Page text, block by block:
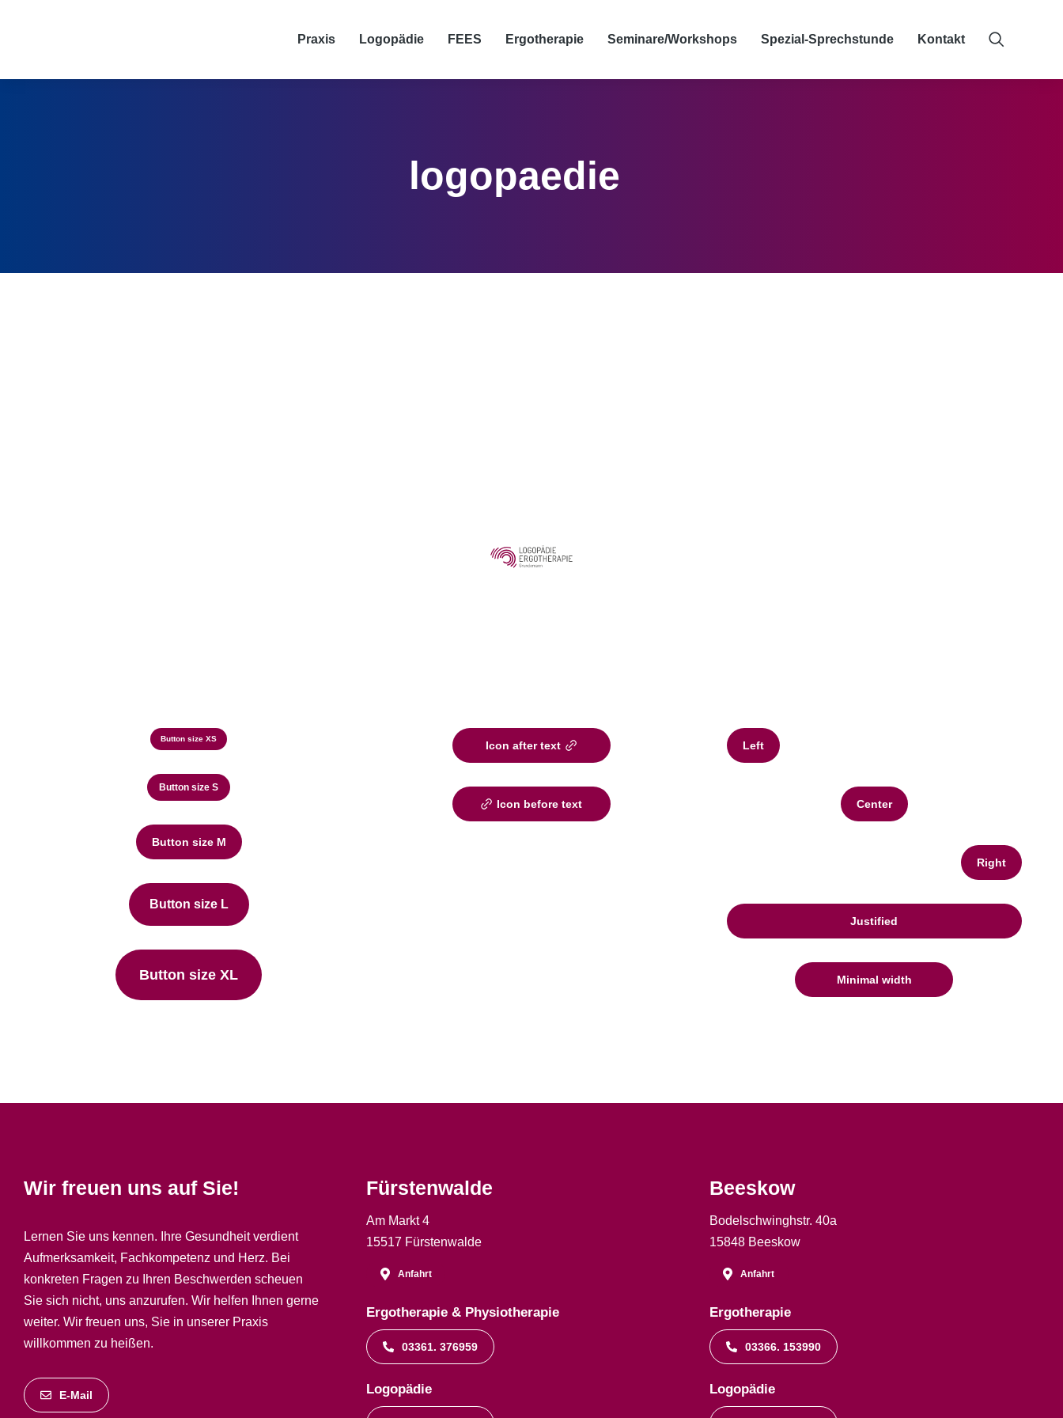
Praxis Logopädie FEES Ergotherapie Seminare/Workshops Spezial-Sprechstunde Kontakt
logopaedie
Button size XS
Button size S
Button size M
Button size L
Button size XL
Icon after text
Icon before text
Left
Center
Right
Justified
Minimal width
Wir freuen uns auf Sie!
Lernen Sie uns kennen. Ihre Gesundheit verdient
Aufmerksamkeit, Fachkompetenz und Herz. Bei
konkreten Fragen zu Ihren Beschwerden scheuen
Sie sich nicht, uns anzurufen. Wir helfen Ihnen gerne
weiter. Wir freuen uns, Sie in unserer Praxis
willkommen zu heißen.
E-Mail
Fürstenwalde
Am Markt 4
15517 Fürstenwalde
Anfahrt
Ergotherapie & Physiotherapie
03361. 376959
Logopädie
Beeskow
Bodelschwinghstr. 40a
15848 Beeskow
Anfahrt
Ergotherapie
03366. 153990
Logopädie